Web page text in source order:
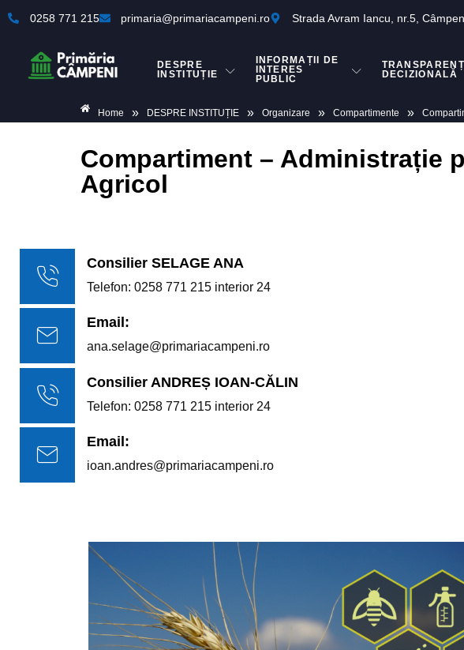
0258 771 215 primaria@primariacampeni.ro Strada Avram Iancu, nr.5,
DESPRE
INSTITUȚIE
INFORMAȚII DE
INTERES
PUBLIC
DECIZIONALĂ
Home » DESPRE INSTITUȚIE » Organizare » Compartimente »
Compartiment – Administrație
Agricol
Consilier SELAGE ANA
Telefon: 0258 771 215 interior 24
Email:
ana.selage@primariacampeni.ro
Consilier ANDREȘ IOAN-CĂLIN
Telefon: 0258 771 215 interior 24
Email:
ioan.andres@primariacampeni.ro